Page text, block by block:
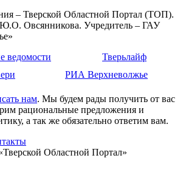
– Тверской Областной Портал (ТОП).
Овсянникова. Учредитель – ГАУ
ведомости
Тверьлайф
РИА Верхневолжье
нам. Мы будем рады получить от вас
рациональные предложения и
а так же обязательно ответим вам.
Областной Портал»